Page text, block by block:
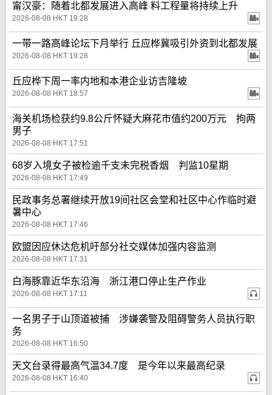
甯汉豪：随着北都发展进入高峰 料工程量将持续上升
2026-08-08 HKT 19:28
一带一路高峰论坛下月举行 丘应桦冀吸引外资到北都发展
2026-08-08 HKT 19:28
丘应桦下周一率内地和本港企业访吉隆坡
2026-08-08 HKT 18:57
海关机场检获约9.8公斤怀疑大麻花市值约200万元 拘两
男子
2026-08-08 HKT 17:51
68岁入境女子被检逾千支未完税香烟 判监10星期
2026-08-08 HKT 17:49
民政事务总署继续开放19间社区会堂和社区中心作临时避
暑中心
2026-08-08 HKT 17:46
欧盟因应休达危机吁部分社交媒体加强内容监测
2026-08-08 HKT 17:31
白海豚靠近华东沿海 浙江港口停止生产作业
2026-08-08 HKT 17:11
一名男子于山顶道被捕 涉嫌袭警及阻碍警务人员执行职
务
2026-08-08 HKT 16:50
天文台录得最高气温34.7度 是今年以来最高纪录
2026-08-08 HKT 16:40